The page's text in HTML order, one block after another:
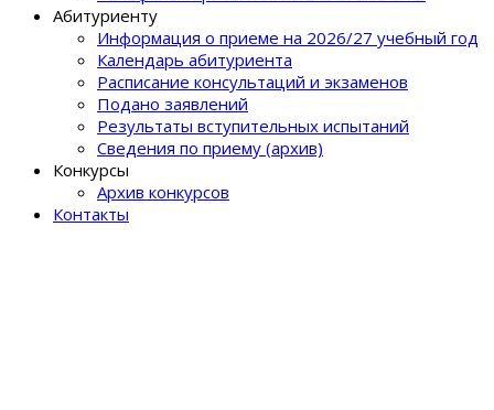
Абитуриенту
Информация о приеме на 2026/27 учебный год
Календарь абитуриента
Расписание консультаций и экзаменов
Подано заявлений
Результаты вступительных испытаний
Сведения по приему (архив)
Конкурсы
Архив конкурсов
Контакты